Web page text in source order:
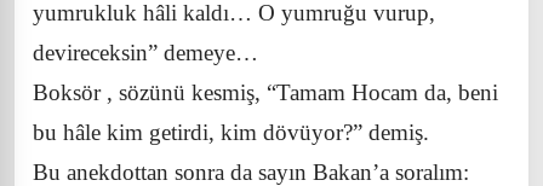
yumrukluk hâli kaldı… O yumruğu vurup,
devireceksin” demeye…
Boksör , sözünü kesmiş, “Tamam Hocam da, beni
bu hâle kim getirdi, kim dövüyor?” demiş.
Bu anekdottan sonra da sayın Bakan’a soralım: